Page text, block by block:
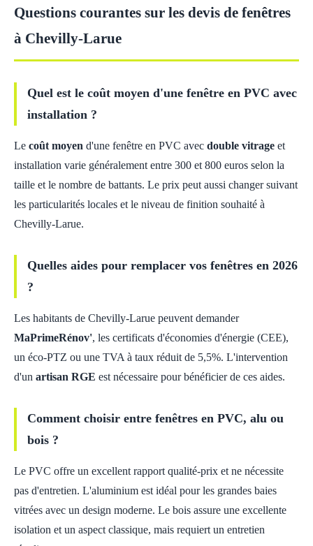
Questions courantes sur les devis de fenêtres
à Chevilly-Larue
Quel est le coût moyen d'une fenêtre en PVC avec
installation ?
Le coût moyen d'une fenêtre en PVC avec double vitrage et
installation varie généralement entre 300 et 800 euros selon la
taille et le nombre de battants. Le prix peut aussi changer suivant
les particularités locales et le niveau de finition souhaité à
Chevilly-Larue.
Quelles aides pour remplacer vos fenêtres en 2026
?
Les habitants de Chevilly-Larue peuvent demander
MaPrimeRénov', les certificats d'économies d'énergie (CEE),
un éco-PTZ ou une TVA à taux réduit de 5,5%. L'intervention
d'un artisan RGE est nécessaire pour bénéficier de ces aides.
Comment choisir entre fenêtres en PVC, alu ou
bois ?
Le PVC offre un excellent rapport qualité-prix et ne nécessite
pas d'entretien. L'aluminium est idéal pour les grandes baies
vitrées avec un design moderne. Le bois assure une excellente
isolation et un aspect classique, mais requiert un entretien